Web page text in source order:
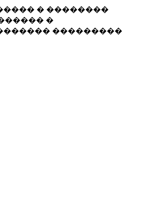
� ��������
�
���������